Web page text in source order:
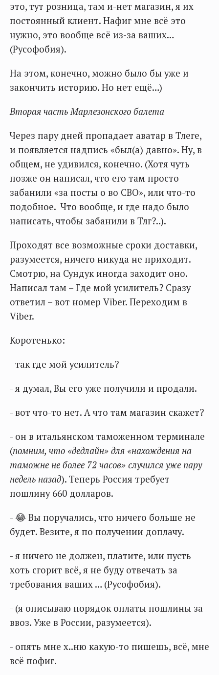
это, тут розница, там и-нет магазин, я их
постоянный клиент. Нафиг мне всё это
нужно, это вообще всё из-за ваших…
(Русофобия).
На этом, конечно, можно было бы уже и
закончить историю. Но нет ещё…)
Вторая часть Марлезонского балета
Через пару дней пропадает аватар в Тлеге,
и появляется надпись «был(а) давно». Ну, в
общем, не удивился, конечно. (Хотя чуть
позже он написал, что его там просто
забанили «за посты о во СВО», или что-то
подобное. Что вообще, и где надо было
написать, чтобы забанили в Тлг?..).
Проходят все возможные сроки доставки,
разумеется, ничего никуда не приходит.
Смотрю, на Сундук иногда заходит оно.
Написал там – Где мой усилитель? Сразу
ответил – вот номер Viber. Переходим в
Viber.
Коротенько:
- так где мой усилитель?
- я думал, Вы его уже получили и продали.
- вот что-то нет. А что там магазин скажет?
- он в итальянском таможенном терминале
(помним, что «дедлайн» для «нахождения на
таможне не более 72 часов» случился уже пару
недель назад). Теперь Россия требует
пошлину 660 долларов.
- 😂 Вы поручались, что ничего больше не
будет. Везите, я по получении доплачу.
- я ничего не должен, платите, или пусть
хоть сгорит всё, я не буду отвечать за
требования ваших … (Русофобия).
- (я описываю порядок оплаты пошлины за
ввоз. Уже в России, разумеется).
- опять мне х..ню какую-то пишешь, всё, мне
всё пофиг.